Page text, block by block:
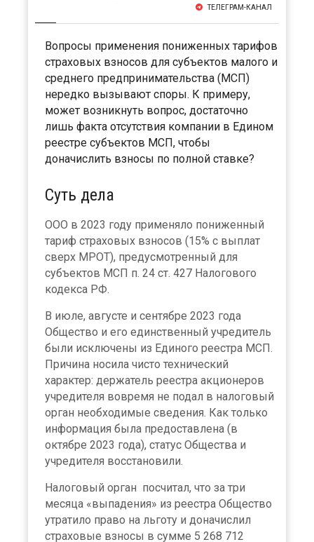
ТЕЛЕГРАМ-КАНАЛ
Вопросы применения пониженных тарифов
страховых взносов для субъектов малого и
среднего предпринимательства (МСП)
нередко вызывают споры. К примеру,
может возникнуть вопрос, достаточно
лишь факта отсутствия компании в Едином
реестре субъектов МСП, чтобы
доначислить взносы по полной ставке?
Суть дела
ООО в 2023 году применяло пониженный
тариф страховых взносов (15% с выплат
сверх МРОТ), предусмотренный для
субъектов МСП п. 24 ст. 427 Налогового
кодекса РФ.
В июле, августе и сентябре 2023 года
Общество и его единственный учредитель
были исключены из Единого реестра МСП.
Причина носила чисто технический
характер: держатель реестра акционеров
учредителя вовремя не подал в налоговый
орган необходимые сведения. Как только
информация была предоставлена (в
октябре 2023 года), статус Общества и
учредителя восстановили.
Налоговый орган посчитал, что за три
месяца «выпадения» из реестра Общество
утратило право на льготу и доначислил
страховые взносы в сумме 5 268 712